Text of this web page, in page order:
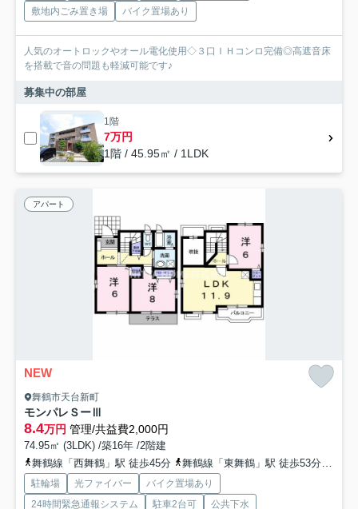
敷地内ごみ置き場
バイク置場あり
人気のオートロックやオール電化使用◇３口ＩＨコンロ完備◎高遮音床
を搭載で音の問題も軽減可能です♪
募集中の部屋
1階
7万円
1階 / 45.95㎡ / 1LDK
アパート
NEW
舞鶴市天台新町
モンパレＳーⅢ
8.4万円 管理/共益費2,000円
74.95㎡ (3LDK) /築16年 /2階建
舞鶴線「西舞鶴」駅 徒歩45分
舞鶴線「東舞鶴」駅 徒歩53分
駐輪場 光ファイバー
バイク置場あり
24時間緊急通報システム
駐車2台可 公共下水